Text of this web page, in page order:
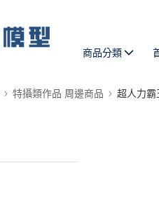
商品分類
特攝類作品 周邊商品 超人力霸